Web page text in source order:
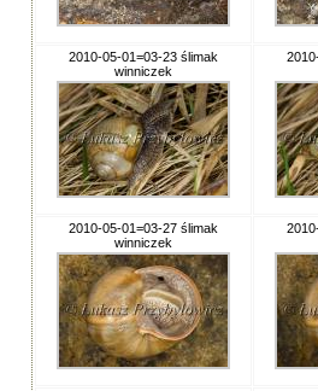
2010-05-01=03-23 ślimak
winniczek
2010-05-01=03-27 ślimak
winniczek